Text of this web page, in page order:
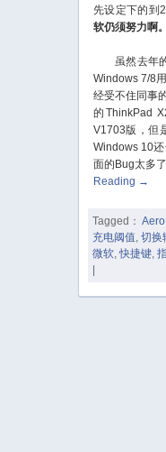
先设定下的到
软仍须努力啊。
虽然去年的
Windows 7/8
经受不住同事
的ThinkPad
V1703版，但
Windows 10
面的Bug太多
Reading →
Tagged： Aero
充电阈值 ,切换
微软 ,快捷键 ,
|